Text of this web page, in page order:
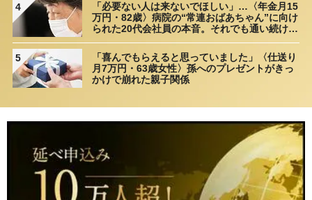
4
「必要ない人は来ないでほしい」…〈年金月15
万円・82歳〉病院の“常連おばあちゃん”に向け
られた20代会社員の本音。それでも通い続ける
5
「喜んでもらえると思っていました」〈仕送り
月7万円・63歳女性〉孫へのプレゼントがきっ
かけで崩れた親子関係